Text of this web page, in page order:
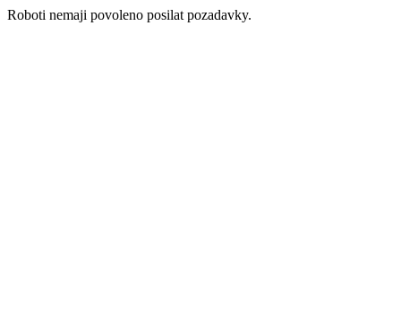
Roboti nemaji povoleno posilat pozadavky.